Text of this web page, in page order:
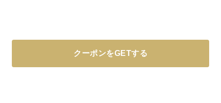
クーポンをGETする